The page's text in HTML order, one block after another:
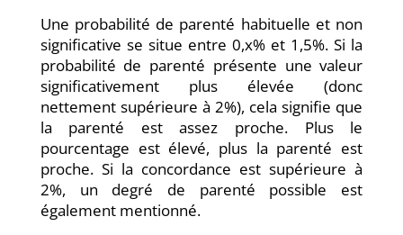
Une probabilité de parenté habituelle et non
significative se situe entre 0,x% et 1,5%. Si la
probabilité de parenté présente une valeur
significativement plus élevée (donc
nettement supérieure à 2%), cela signifie que
la parenté est assez proche. Plus le
pourcentage est élevé, plus la parenté est
proche. Si la concordance est supérieure à
2%, un degré de parenté possible est
également mentionné.